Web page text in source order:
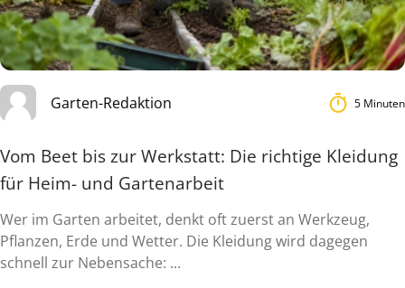
Garten-Redaktion 5 Minuten
Vom Beet bis zur Werkstatt: Die richtige Kleidung
für Heim- und Gartenarbeit
Wer im Garten arbeitet, denkt oft zuerst an Werkzeug,
Pflanzen, Erde und Wetter. Die Kleidung wird dagegen
schnell zur Nebensache: ...